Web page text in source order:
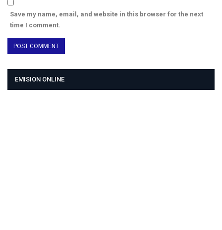
Save my name, email, and website in this browser for the next
time I comment.
EMISION ONLINE